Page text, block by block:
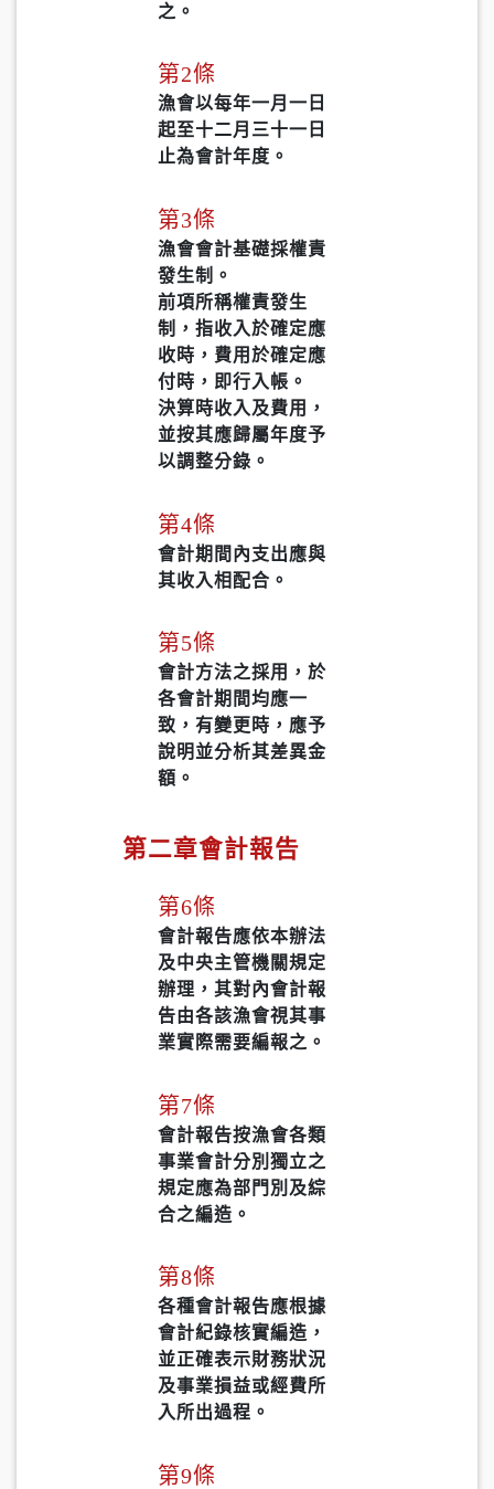
之。
第2條
漁會以每年一月一日
起至十二月三十一日
止為會計年度。
第3條
漁會會計基礎採權責
發生制。
前項所稱權責發生
制，指收入於確定應
收時，費用於確定應
付時，即行入帳。
決算時收入及費用，
並按其應歸屬年度予
以調整分錄。
第4條
會計期間內支出應與
其收入相配合。
第5條
會計方法之採用，於
各會計期間均應一
致，有變更時，應予
說明並分析其差異金
額。
第二章會計報告
第6條
會計報告應依本辦法
及中央主管機關規定
辦理，其對內會計報
告由各該漁會視其事
業實際需要編報之。
第7條
會計報告按漁會各類
事業會計分別獨立之
規定應為部門別及綜
合之編造。
第8條
各種會計報告應根據
會計紀錄核實編造，
並正確表示財務狀況
及事業損益或經費所
入所出過程。
第9條